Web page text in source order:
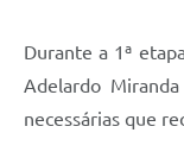
Links
Audiências Públicas
Durante a 1ª
Adelardo
necessárias que